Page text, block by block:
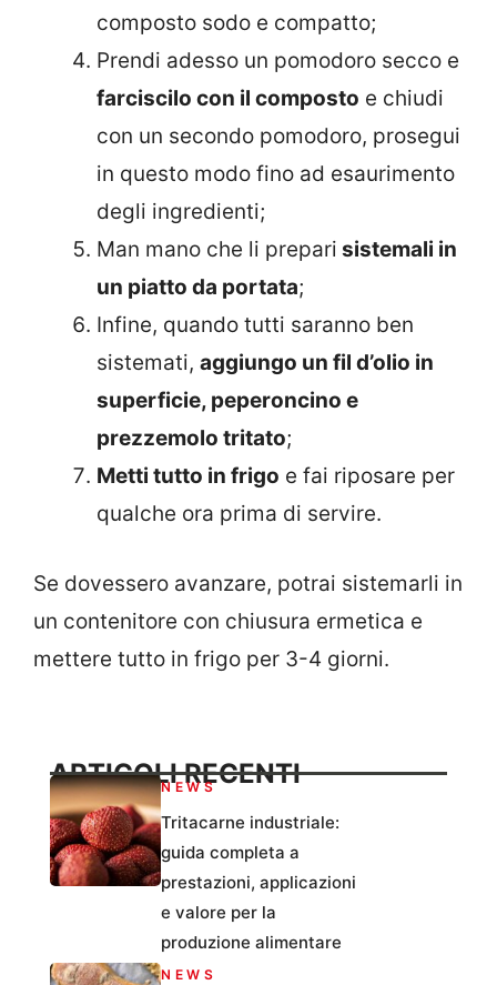
composto sodo e compatto;
Prendi adesso un pomodoro secco e
farciscilo con il composto e chiudi
con un secondo pomodoro, prosegui
in questo modo fino ad esaurimento
degli ingredienti;
Man mano che li prepari sistemali in
un piatto da portata;
Infine, quando tutti saranno ben
sistemati, aggiungo un fil d’olio in
superficie, peperoncino e
prezzemolo tritato;
Metti tutto in frigo e fai riposare per
qualche ora prima di servire.
Se dovessero avanzare, potrai sistemarli in
un contenitore con chiusura ermetica e
mettere tutto in frigo per 3-4 giorni.
ARTICOLI RECENTI
NEWS
Tritacarne industriale:
guida completa a
prestazioni, applicazioni
e valore per la
produzione alimentare
NEWS